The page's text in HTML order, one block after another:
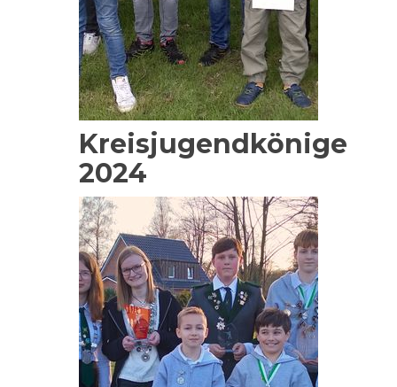
Kreisjugendkönige
2024